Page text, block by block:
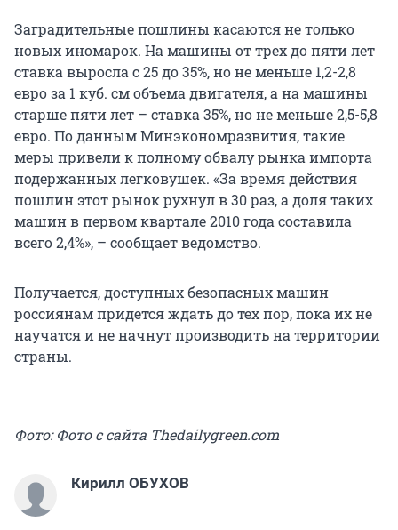
Заградительные пошлины касаются не только
новых иномарок. На машины от трех до пяти лет
ставка выросла с 25 до 35%, но не меньше 1,2-2,8
евро за 1 куб. см объема двигателя, а на машины
старше пяти лет – ставка 35%, но не меньше 2,5-5,8
евро. По данным Минэкономразвития, такие
меры привели к полному обвалу рынка импорта
подержанных легковушек. «За время действия
пошлин этот рынок рухнул в 30 раз, а доля таких
машин в первом квартале 2010 года составила
всего 2,4%», – сообщает ведомство.
Получается, доступных безопасных машин
россиянам придется ждать до тех пор, пока их не
научатся и не начнут производить на территории
страны.
Фото: Фото с сайта Thedailygreen.com
Кирилл ОБУХОВ